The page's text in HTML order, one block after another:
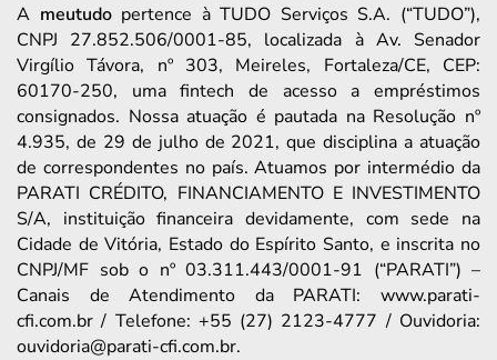
A meutudopertence à TUDO Serviços S.A. (“TUDO”),
CNPJ 27.852.506/0001-85, localizada à Av. Senador
Virgílio Távora, nº 303, Meireles, Fortaleza/CE, CEP:
60170-250, uma fintech de acesso a empréstimos
consignados. Nossa atuação é pautada na Resolução nº
4.935, de 29 de julho de 2021, que disciplina a atuação
de correspondentes no país. Atuamos por intermédio da
PARATI CRÉDITO, FINANCIAMENTO E INVESTIMENTO
S/A, instituição financeira devidamente, com sede na
Cidade de Vitória, Estado do Espírito Santo, e inscrita no
CNPJ/MF sob o nº 03.311.443/0001-91 (“PARATI”) –
Canais de Atendimento da PARATI: www.parati-
cfi.com.br / Telefone: +55 (27) 2123-4777 / Ouvidoria:
ouvidoria@parati-cfi.com.br.